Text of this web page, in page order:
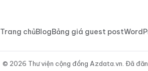
Trang chủBlogBảng giá guest post
© 2026 Thư viện cộng đồng Azdata.vn. Đã